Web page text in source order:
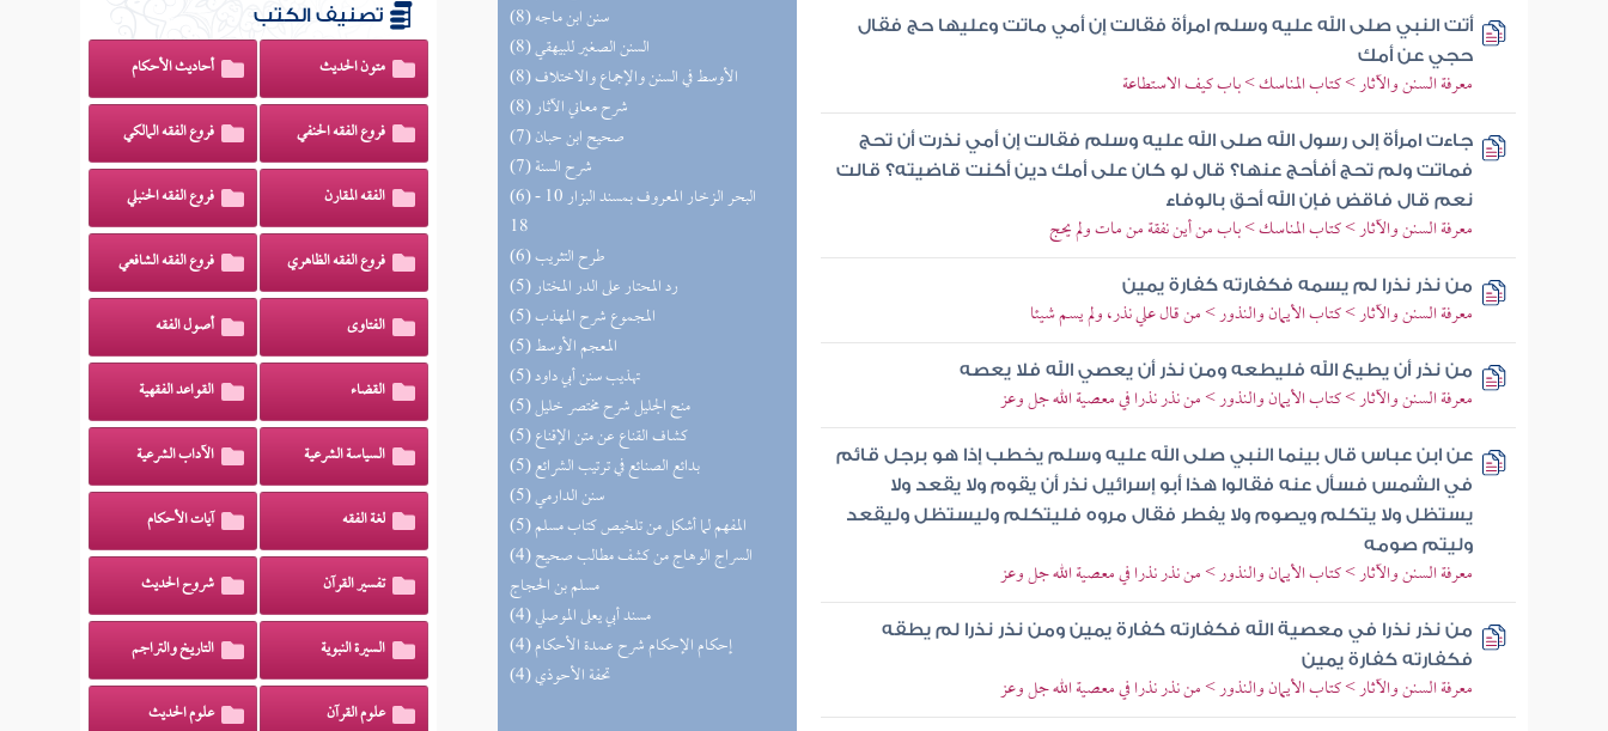
(8) سنن ابن ماجه
(8) السنن الصغير للبيهقي
(8) الأوسط في السنن والإجماع والاختلاف
(8) شرح معاني الآثار
(7) صحيح ابن حبان
(7) شرح السنة
(6) البحر الزخار المعروف بمسند البزار 10 -
18
(6) طرح التثريب
(5) رد المحتار على الدر المختار
(5) المجموع شرح المهذب
(5) المعجم الأوسط
(5) تهذيب سنن أبي داود
(5) منح الجليل شرح مختصر خليل
(5) كشاف القناع عن متن الإقناع
(5) بدائع الصنائع في ترتيب الشرائع
(5) سنن الدارمي
(5) المفهم لما أشكل من تلخيص كتاب مسلم
(4) السراج الوهاج من كشف مطالب صحيح
مسلم بن الحجاج
(4) مسند أبي يعلى الموصلي
(4) إحكام الإحكام شرح عمدة الأحكام
(4) تحفة الأحوذي
أتت النبي صلى الله عليه وسلم امرأة فقالت إن أمي ماتت وعليها حج فقال
حجي عن أمك
معرفة السنن والآثار > كتاب المناسك > باب كيف الاستطاعة
جاءت امرأة إلى رسول الله صلى الله عليه وسلم فقالت إن أمي نذرت أن تحج
فماتت ولم تحج أفأحج عنها؟ قال لو كان على أمك دين أكنت قاضيته؟ قالت
نعم قال فاقض فإن الله أحق بالوفاء
معرفة السنن والآثار > كتاب المناسك > باب من أين نفقة من مات ولم يحج
من نذر نذرا لم يسمه فكفارته كفارة يمين
معرفة السنن والآثار > كتاب الأيمان والنذور > من قال علي نذر، ولم يسم شيئا
من نذر أن يطيع الله فليطعه ومن نذر أن يعصي الله فلا يعصه
معرفة السنن والآثار > كتاب الأيمان والنذور > من نذر نذرا في معصية الله جل وعز
عن ابن عباس قال بينما النبي صلى الله عليه وسلم يخطب إذا هو برجل قائم
في الشمس فسأل عنه فقالوا هذا أبو إسرائيل نذر أن يقوم ولا يقعد ولا
يستظل ولا يتكلم ويصوم ولا يفطر فقال مروه فليتكلم وليستظل وليقعد
وليتم صومه
معرفة السنن والآثار > كتاب الأيمان والنذور > من نذر نذرا في معصية الله جل وعز
من نذر نذرا في معصية الله فكفارته كفارة يمين ومن نذر نذرا لم يطقه
فكفارته كفارة يمين
معرفة السنن والآثار > كتاب الأيمان والنذور > من نذر نذرا في معصية الله جل وعز
تصنيف الكتب
متون الحديث أحاديث الأحكام
فروع الفقه الحنفي فروع الفقه المالكي
الفقه المقارن فروع الفقه الحنبلي
فروع الفقه الظاهري فروع الفقه الشافعي
الفتاوى أصول الفقه
القضاء القواعد الفقهية
السياسة الشرعية الآداب الشرعية
لغة الفقه آيات الأحكام
تفسير القرآن شروح الحديث
السيرة النبوية التاريخ والتراجم
علوم القرآن علوم الحديث